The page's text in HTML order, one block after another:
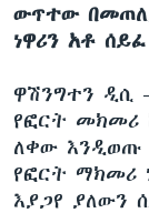
ውጥተው
ነዋሪን አቶ
ዋሽንግተን ዲሲ
የፎርት
ለቀው እንዲወጡ
የፎርት ማክመሪ
እያጋየ ያለውን